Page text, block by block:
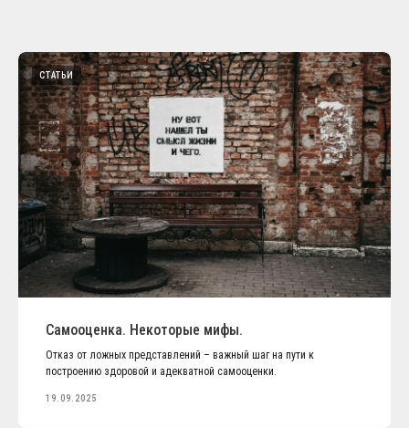
СТАТЬИ
Самооценка. Некоторые мифы.
Отказ от ложных представлений – важный шаг на пути к
построению здоровой и адекватной самооценки.
19.09.2025